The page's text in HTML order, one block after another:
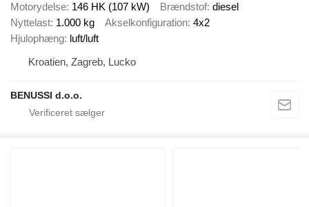
Motorydelse 146 HK (107 kW) Brændstof diesel
Nyttelast 1.000 kg Akselkonfiguration 4x2
Hjulophæng luft/luft
Kroatien, Zagreb, Lucko
BENUSSI d.o.o.